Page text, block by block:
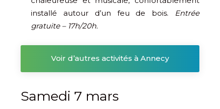
installé autour d’un feu de bois. Entrée
gratuite – 17h/20h.
Voir d’autres activités à Annecy
Samedi 7 mars